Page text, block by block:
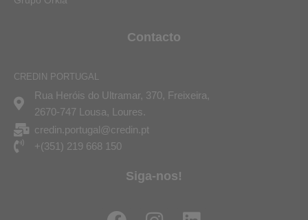
Contacto
CREDIN PORTUGAL
Rua Heróis do Ultramar, 370, Freixeira,
2670-747 Lousa, Loures.
credin.portugal@credin.pt
+(351) 219 668 150
Siga-nos!